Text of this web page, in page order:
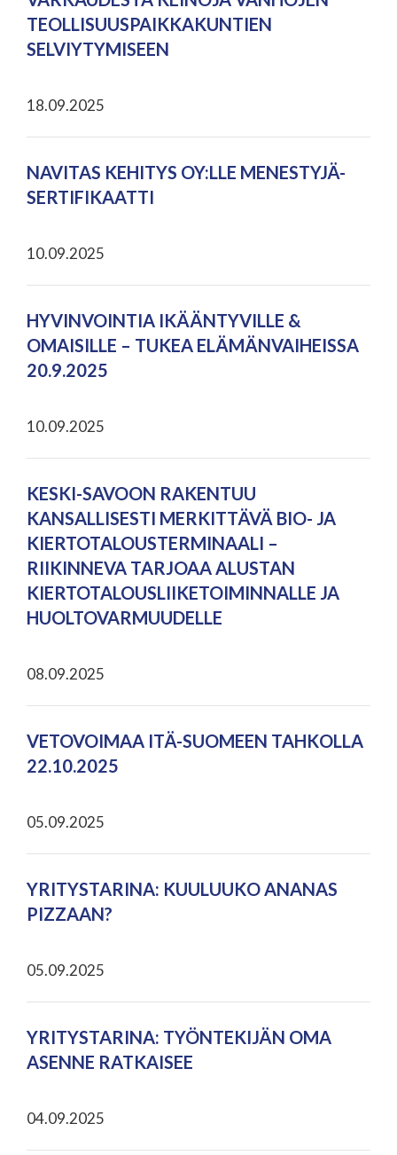
TEOLLISUUSPAIKKAKUNTIEN
SELVIYTYMISEEN
18.09.2025
NAVITAS KEHITYS OY:LLE MENESTYJÄ-
SERTIFIKAATTI
10.09.2025
HYVINVOINTIA IKÄÄNTYVILLE &
OMAISILLE – TUKEA ELÄMÄNVAIHEISSA
20.9.2025
10.09.2025
KESKI-SAVOON RAKENTUU
KANSALLISESTI MERKITTÄVÄ BIO- JA
KIERTOTALOUSTERMINAALI –
RIIKINNEVA TARJOAA ALUSTAN
KIERTOTALOUSLIIKETOIMINNALLE JA
HUOLTOVARMUUDELLE
08.09.2025
VETOVOIMAA ITÄ-SUOMEEN TAHKOLLA
22.10.2025
05.09.2025
YRITYSTARINA: KUULUUKO ANANAS
PIZZAAN?
05.09.2025
YRITYSTARINA: TYÖNTEKIJÄN OMA
ASENNE RATKAISEE
04.09.2025